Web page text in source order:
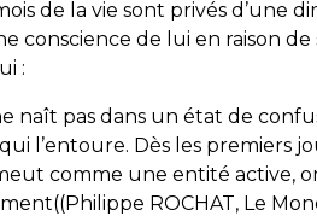
de la vie sont privés d’une
conscience de lui en raison
:
naît pas dans un état de
l’entoure. Dès les premiers
comme une entité active,
ROCHAT, Le